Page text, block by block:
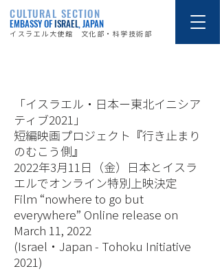
CULTURAL SECTION
EMBASSY OFISRAEL, JAPAN
イスラエル大使館 文化部・科学技術部
「イスラエル・日本ー東北イニシア
ティブ2021」
短編映画プロジェクト『行き止まり
のむこう側』
2022年3月11日（金）日本とイスラ
エルでオンライン特別上映決定
Film “nowhere to go but
everywhere” Online release on
March 11, 2022
(Israel・Japan - Tohoku Initiative
2021)